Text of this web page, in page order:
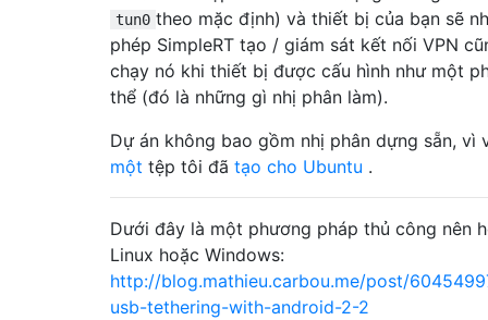
tun0 theo mặc định) và thiết bị của bạn sẽ
phép SimpleRT tạo / giám sát kết nối VPN
chạy nó khi thiết bị được cấu hình như một
thể (đó là những gì nhị phân làm).
Dự án không bao gồm nhị phân dựng sẵn, vì
một tệp tôi đã tạo cho Ubuntu .
Dưới đây là một phương pháp thủ công nên
Linux hoặc Windows:
http://blog.mathieu.carbou.me/post/
usb-tethering-with-android-2-2